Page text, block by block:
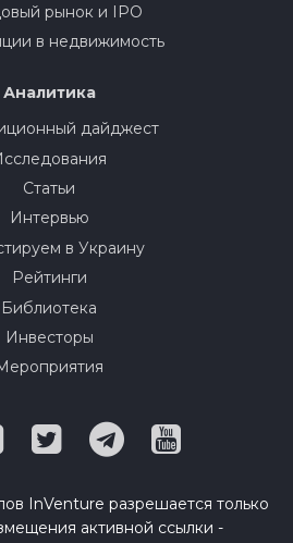
рынок и IPO
в недвижимость
Аналитика
дайджест
Статьи
Интервью
в Украину
Рейтинги
Библиотека
Инвесторы
InVenture разрешается только
активной ссылки -